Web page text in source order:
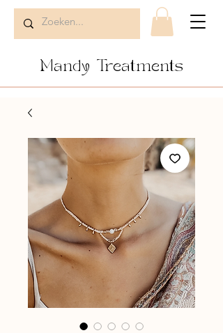
Mandy Treatments